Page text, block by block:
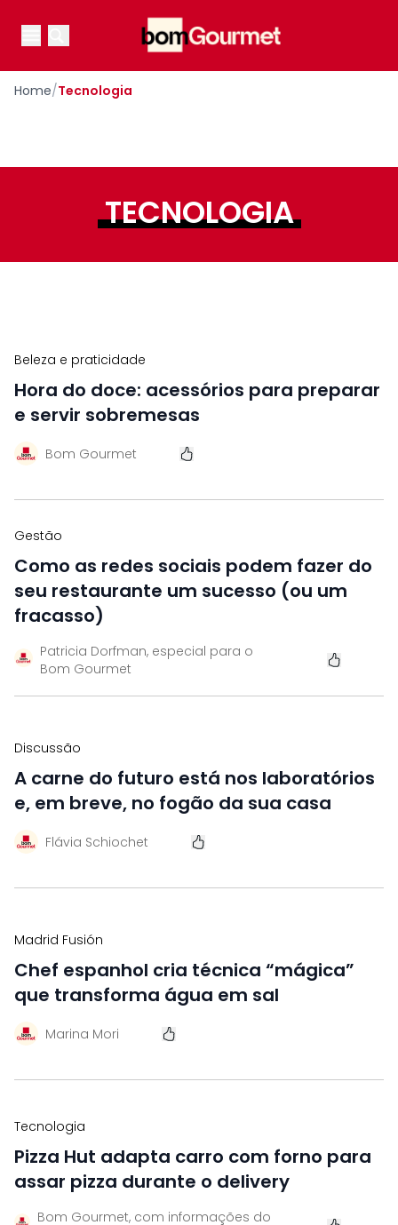
Open main menu
Open main menu
Home/Tecnologia
TECNOLOGIA
Beleza e praticidade
Hora do doce: acessórios para preparar
e servir sobremesas
Bom Gourmet
Gestão
Como as redes sociais podem fazer do
seu restaurante um sucesso (ou um
fracasso)
Patricia Dorfman, especial para o
Bom Gourmet
Discussão
A carne do futuro está nos laboratórios
e, em breve, no fogão da sua casa
Flávia Schiochet
Madrid Fusión
Chef espanhol cria técnica “mágica”
que transforma água em sal
Marina Mori
Tecnologia
Pizza Hut adapta carro com forno para
assar pizza durante o delivery
Bom Gourmet, com informações do